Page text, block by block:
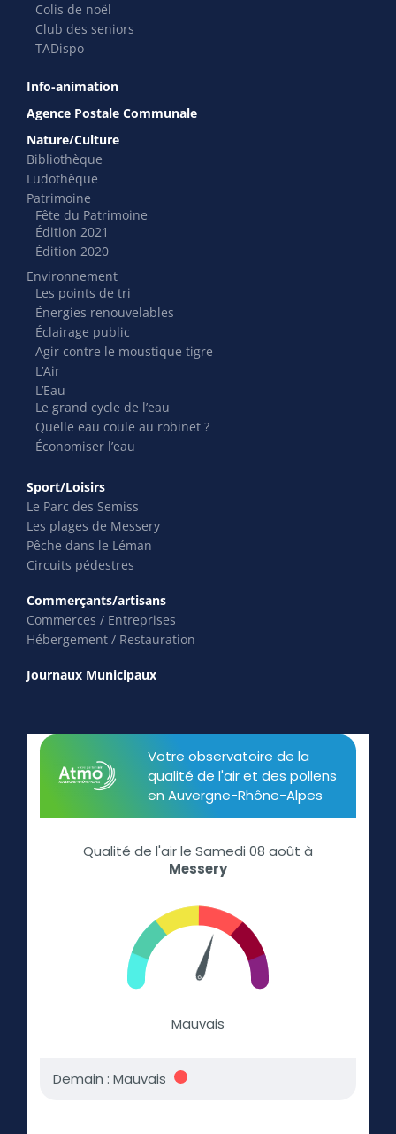
Colis de noël
Club des seniors
TADispo
Info-animation
Agence Postale Communale
Nature/Culture
Bibliothèque
Ludothèque
Patrimoine
Fête du Patrimoine
Édition 2021
Édition 2020
Environnement
Les points de tri
Énergies renouvelables
Éclairage public
Agir contre le moustique tigre
L’Air
L’Eau
Le grand cycle de l’eau
Quelle eau coule au robinet ?
Économiser l’eau
Sport/Loisirs
Le Parc des Semiss
Les plages de Messery
Pêche dans le Léman
Circuits pédestres
Commerçants/artisans
Commerces / Entreprises
Hébergement / Restauration
Journaux Municipaux